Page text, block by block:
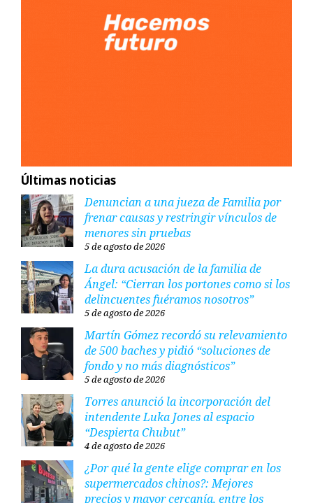
Últimas noticias
Denuncian a una jueza de Familia por
frenar causas y restringir vínculos de
menores sin pruebas
5 de agosto de 2026
La dura acusación de la familia de
Ángel: “Cierran los portones como si los
delincuentes fuéramos nosotros”
5 de agosto de 2026
Martín Gómez recordó su relevamiento
de 500 baches y pidió “soluciones de
fondo y no más diagnósticos”
5 de agosto de 2026
Torres anunció la incorporación del
intendente Luka Jones al espacio
“Despierta Chubut”
4 de agosto de 2026
¿Por qué la gente elige comprar en los
supermercados chinos?: Mejores
precios y mayor cercanía, entre los